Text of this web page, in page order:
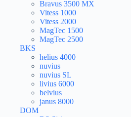
Bravus 3500 MX
Vitess 1000
Vitess 2000
MagTec 1500
MagTec 2500
BKS
helius 4000
nuvius
nuvius SL
livius 6000
belvius
janus 8000
DOM